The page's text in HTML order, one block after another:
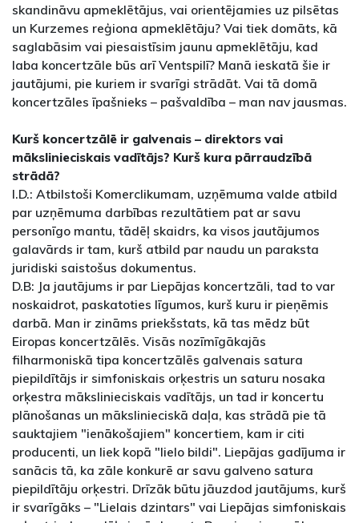
skandināvu apmeklētājus, vai orientējamies uz pilsētas
un Kurzemes reģiona apmeklētāju? Vai tiek domāts, kā
saglabāsim vai piesaistīsim jaunu apmeklētāju, kad
laba koncertzāle būs arī Ventspilī? Manā ieskatā šie ir
jautājumi, pie kuriem ir svarīgi strādāt. Vai tā domā
koncertzāles īpašnieks – pašvaldība – man nav jausmas.
Kurš koncertzālē ir galvenais – direktors vai
mākslinieciskais vadītājs? Kurš kura pārraudzībā
strādā?
I.D.: Atbilstoši Komerclikumam, uzņēmuma valde atbild
par uzņēmuma darbības rezultātiem pat ar savu
personīgo mantu, tādēļ skaidrs, ka visos jautājumos
galavārds ir tam, kurš atbild par naudu un paraksta
juridiski saistošus dokumentus.
D.B: Ja jautājums ir par Liepājas koncertzāli, tad to var
noskaidrot, paskatoties līgumos, kurš kuru ir pieņēmis
darbā. Man ir zināms priekšstats, kā tas mēdz būt
Eiropas koncertzālēs. Visās nozīmīgākajās
filharmoniskā tipa koncertzālēs galvenais satura
piepildītājs ir simfoniskais orķestris un saturu nosaka
orķestra mākslinieciskais vadītājs, un tad ir koncertu
plānošanas un mākslinieciskā daļa, kas strādā pie tā
sauktajiem "ienākošajiem" koncertiem, kam ir citi
producenti, un liek kopā "lielo bildi". Liepājas gadījuma ir
sanācis tā, ka zāle konkurē ar savu galveno satura
piepildītāju orķestri. Drīzāk būtu jāuzdod jautājums, kurš
ir svarīgāks – "Lielais dzintars" vai Liepājas simfoniskais